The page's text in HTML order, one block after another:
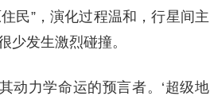
民”，演化过程温和，行星间主
少发生激烈碰撞。
动力学命运的预言者。‘超级地